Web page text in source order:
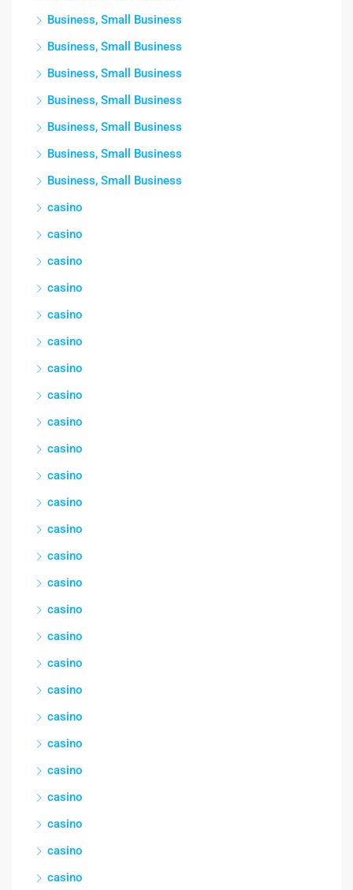
Business, Small Business
Business, Small Business
Business, Small Business
Business, Small Business
Business, Small Business
Business, Small Business
Business, Small Business
casino
casino
casino
casino
casino
casino
casino
casino
casino
casino
casino
casino
casino
casino
casino
casino
casino
casino
casino
casino
casino
casino
casino
casino
casino
casino